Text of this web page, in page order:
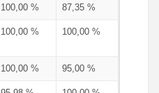
100,00 % 87,35 %
100,00 % 100,00 %
100,00 % 95,00 %